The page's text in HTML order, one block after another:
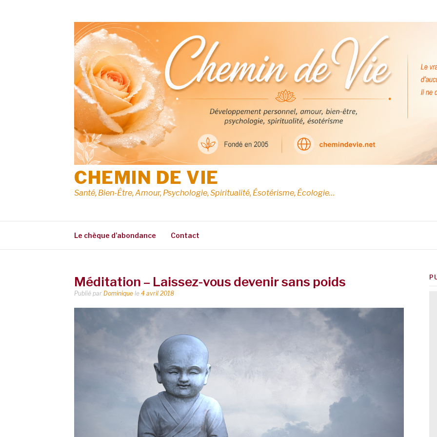
CHEMIN DE VIE
Santé, Bien-Être, Amour, Psychologie, Spiritualité, Ésotérisme, Écologie…
Le chèque d’abondance Contact
Méditation – Laissez-vous devenir sans poids
Publié par Dominique le 4 avril 2018